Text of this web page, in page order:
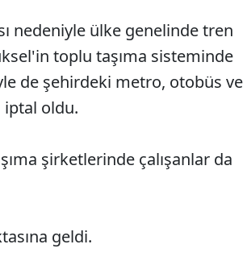
nedeniyle ülke genelinde tren
toplu taşıma sisteminde
de şehirdeki metro, otobüs ve
iptal oldu.
şirketlerinde çalışanlar da
geldi.